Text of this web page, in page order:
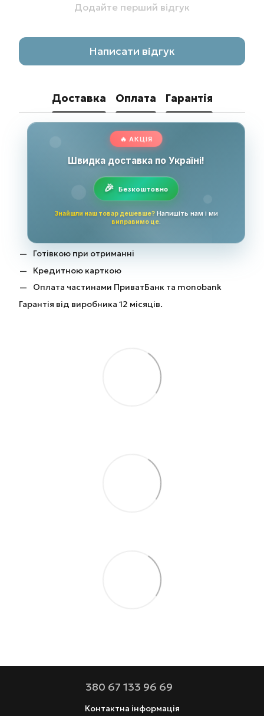
Додайте перший відгук
Написати відгук
Доставка Оплата Гарантія
🔥 АКЦІЯ
Швидка доставка по Україні!
Безкоштовно
Знайшли наш товар дешевше? Напишіть нам і ми
виправимо це.
Готівкою при отриманні
Кредитною карткою
Оплата частинами ПриватБанк та monobank
Гарантія від виробника 12 місяців.
380 67 133 96 69
Контактна інформація